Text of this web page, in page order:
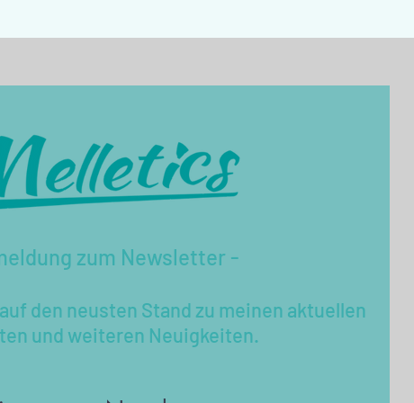
zum Newsletter -
den neusten Stand zu meinen aktuellen
und weiteren Neuigkeiten.